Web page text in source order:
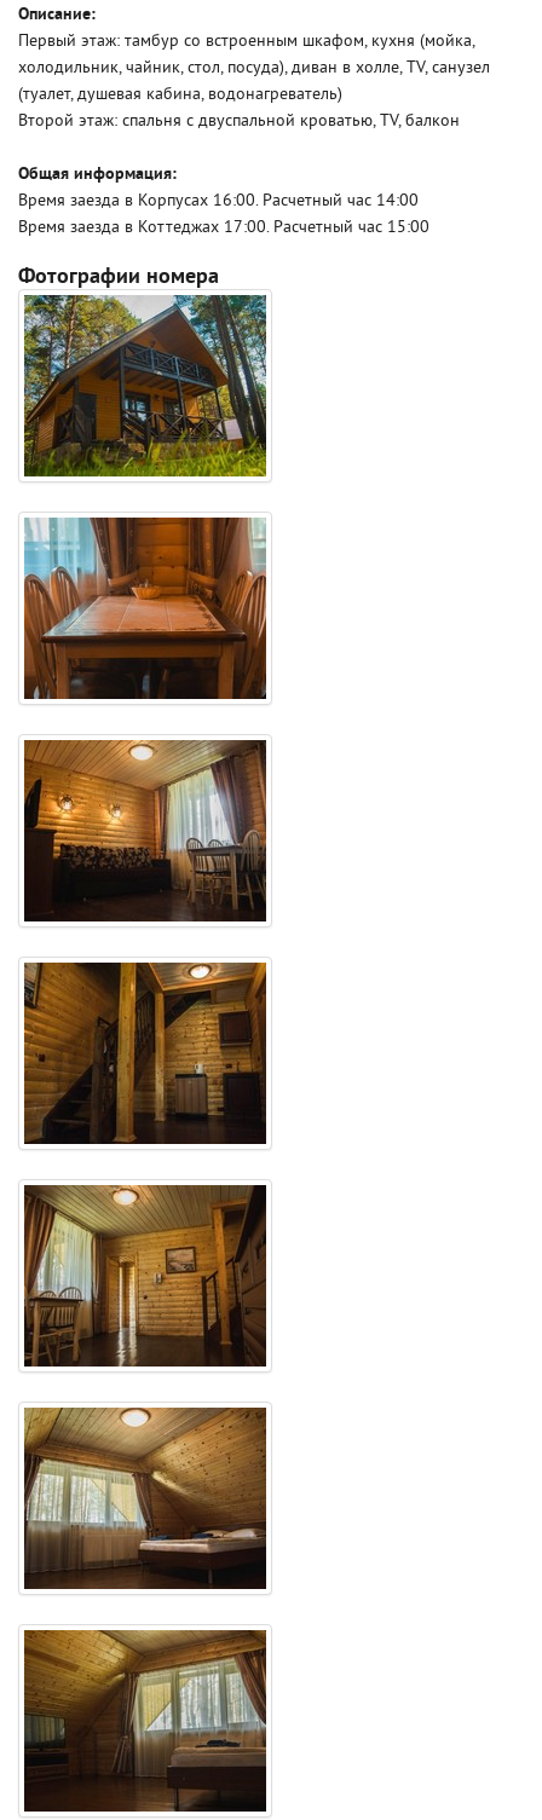
Описание:
Первый этаж: тамбур со встроенным шкафом, кухня (мойка,
холодильник, чайник, стол, посуда), диван в холле, TV, санузел
(туалет, душевая кабина, водонагреватель)
Второй этаж: спальня с двуспальной кроватью, TV, балкон
Общая информация:
Время заезда в Корпусах 16:00. Расчетный час 14:00
Время заезда в Коттеджах 17:00. Расчетный час 15:00
Фотографии номера